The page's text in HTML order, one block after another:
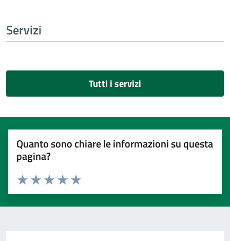
Servizi
Tutti i servizi
Quanto sono chiare le informazioni su questa
pagina?
Valuta 5 stelle su 5
Valuta 4 stelle su 5
Valuta 3 stelle su 5
Valuta 2 stelle su 5
Valuta 1 stelle su 5